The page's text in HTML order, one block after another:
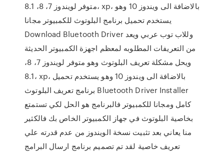
متوفر لويندوز 7، 8، 8.1، xp، بالاضافة الى ويندوز 10 وهو
يستخدم تحميل برنامج البلوتوث للكمبيوتر مجانا
Download Bluetooth Driver وللاب توب عربي ويعد
من التعريفات المطلوبه لمعظم اجهزة الكمبيوتر الحديثة
ويحل مشكلة تعريف البلوتوث وهو متوفر لويندوز 7، 8،
8.1، xp، بالاضافة الى ويندوز 10 وهو يستخدم تحميل
برنامج تعريف البلوتوث Bluetooth Driver Installer
كامل ومجانا للكمبيوتر فالبرنامج هو الحل لكي تستمتع
بخاصية البلوتوث في جهاز الكمبيوتر الخاص بك فالكثير
منا يعاني بعد تثبيت نسخة الويندوز من عدم قدرته علي
تعريف خاصية لقد تم تصميم برنامج ارسال البرامج